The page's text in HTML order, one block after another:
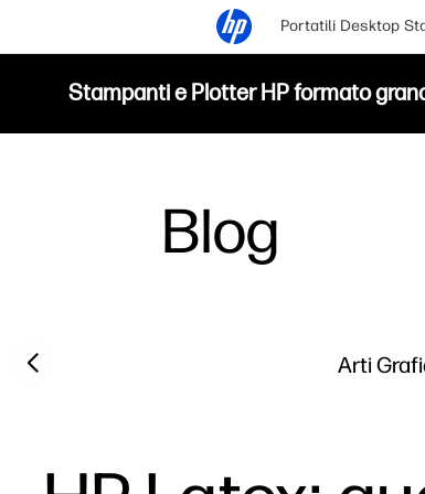
Portatili Desktop
Stampanti e Plotter HP formato
Blog
Filter category
Arti
Previous slide